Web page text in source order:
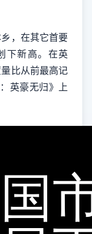
，在其它首要
下新高。在英
比从前最高记
英豪无归》上